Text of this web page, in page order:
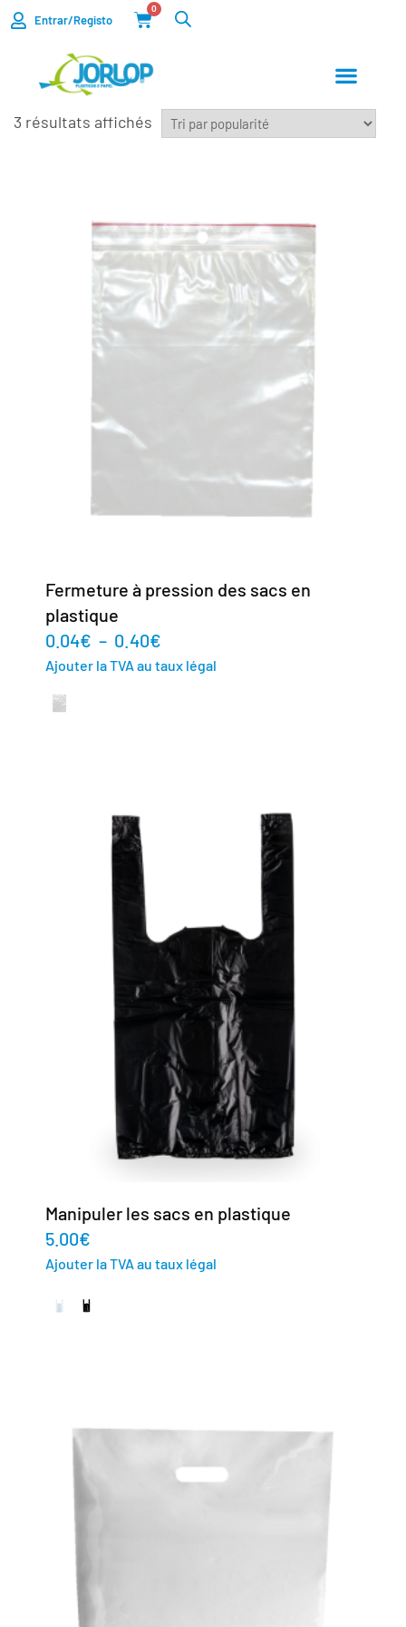
Entrar/Registo
0
3 résultats affichés
Fermeture à pression des sacs en
plastique
0.04€ – 0.40€
Ajouter la TVA au taux légal
Manipuler les sacs en plastique
5.00€
Ajouter la TVA au taux légal